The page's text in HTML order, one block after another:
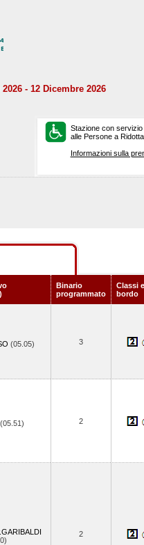
- 12 Dicembre 2026
Stazione con
alle Persone a
Informazioni sulla
Binario
programmato
Classi
bordo
(05.05) 3
(05.51) 2
2